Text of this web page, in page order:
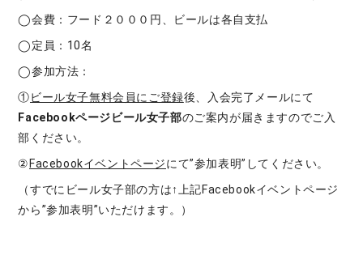
◯会費：フード２０００円、ビールは各自支払
◯定員：10名
◯参加方法：
①ビール女子無料会員にご登録後、入会完了メールにて
Facebookページビール女子部のご案内が届きますのでご入
部ください。
②Facebookイベントページにて”参加表明”してください。
（すでにビール女子部の方は↑上記Facebookイベントページ
から”参加表明”いただけます。）